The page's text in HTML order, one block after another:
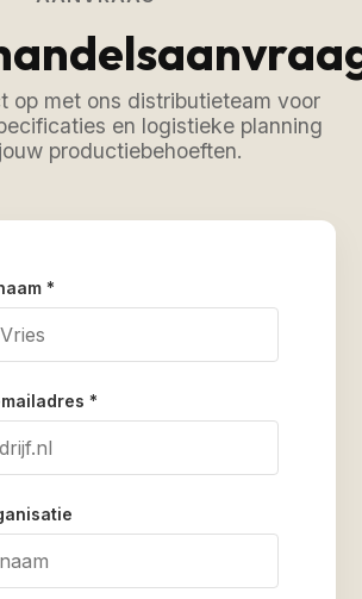
op met ons distributieteam voor
en logistieke planning
productiebehoeften.
*
*